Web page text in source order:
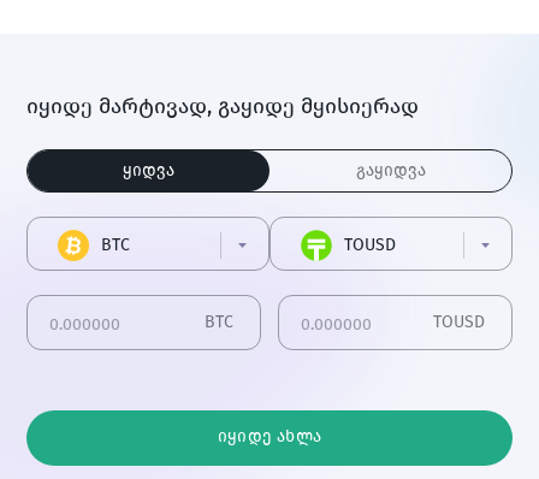
იყიდე მარტივად, გაყიდე მყისიერად
ყიდვა გაყიდვა
BTC TOUSD
BTC TOUSD
იყიდე ახლა